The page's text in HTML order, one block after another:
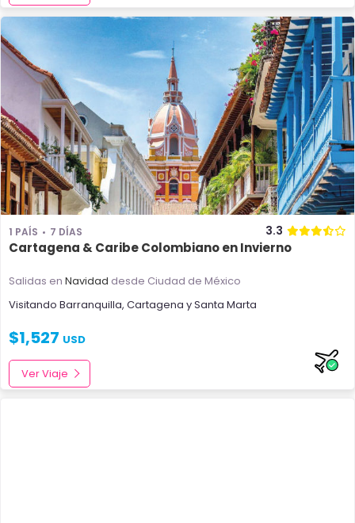
1 PAÍS 7 DÍAS 3.3
Cartagena & Caribe Colombiano en Invierno
Salidas en Navidad desde Ciudad de México
Visitando Barranquilla, Cartagena ySanta Marta
$1,527 USD
Ver Viaje